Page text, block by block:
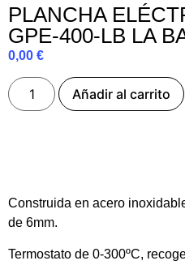
PLANCHA
GPE-400-LB LA
0,00 €
Añadir al carrito
Construida en acero
de 6mm.
Termostato de 0-300ºC,